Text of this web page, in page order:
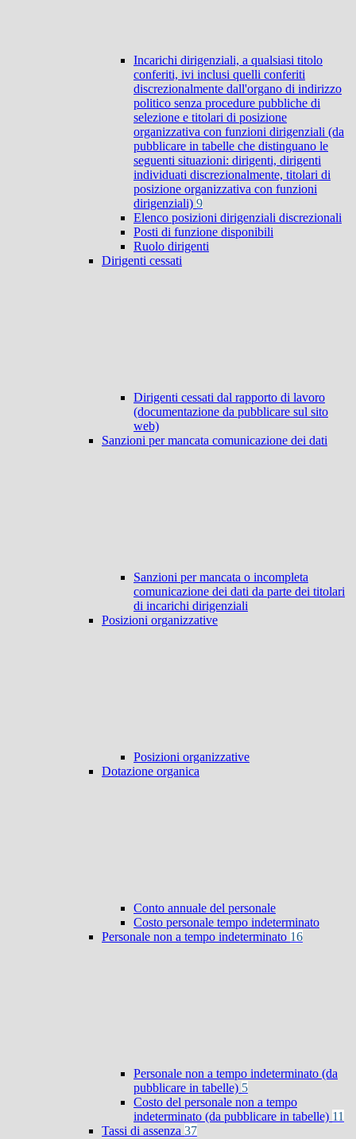
Incarichi dirigenziali, a qualsiasi titolo
conferiti, ivi inclusi quelli conferiti
discrezionalmente dall'organo di indirizzo
politico senza procedure pubbliche di
selezione e titolari di posizione
organizzativa con funzioni dirigenziali (da
pubblicare in tabelle che distinguano le
seguenti situazioni: dirigenti, dirigenti
individuati discrezionalmente, titolari di
posizione organizzativa con funzioni
dirigenziali) 9
Elenco posizioni dirigenziali discrezionali
Posti di funzione disponibili
Ruolo dirigenti
Dirigenti cessati
Dirigenti cessati dal rapporto di lavoro
(documentazione da pubblicare sul sito
web)
Sanzioni per mancata comunicazione dei dati
Sanzioni per mancata o incompleta
comunicazione dei dati da parte dei titolari
di incarichi dirigenziali
Posizioni organizzative
Posizioni organizzative
Dotazione organica
Conto annuale del personale
Costo personale tempo indeterminato
Personale non a tempo indeterminato 16
Personale non a tempo indeterminato (da
pubblicare in tabelle) 5
Costo del personale non a tempo
indeterminato (da pubblicare in tabelle) 11
Tassi di assenza 37